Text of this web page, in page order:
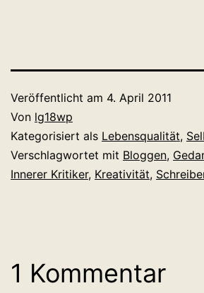
Veröffentlicht am 4. April 2011
Von lg18wp
Kategorisiert als Lebensqualität,
Verschlagwortet mit Bloggen,
Innerer Kritiker, Kreativität,
1 Kommentar